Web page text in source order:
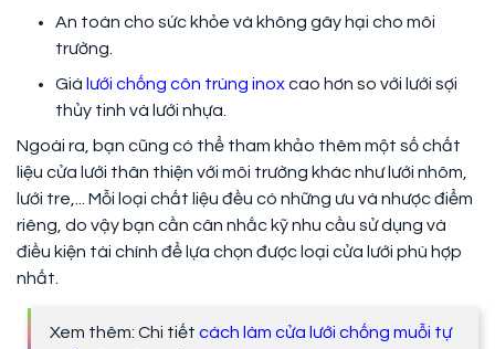
An toàn cho sức khỏe và không gây hại cho môi
trường.
Giá lưới chống côn trùng inoxcao hơn so với lưới sợi
thủy tinh và lưới nhựa.
Ngoài ra, bạn cũng có thể tham khảo thêm một số chất
liệu cửa lưới thân thiện với môi trường khác như lưới nhôm,
lưới tre,... Mỗi loại chất liệu đều có những ưu và nhược điểm
riêng, do vậy bạn cần cân nhắc kỹ nhu cầu sử dụng và
điều kiện tài chính để lựa chọn được loại cửa lưới phù hợp
nhất.
Xem thêm: Chi tiết cách làm cửa lưới chống muỗi tự